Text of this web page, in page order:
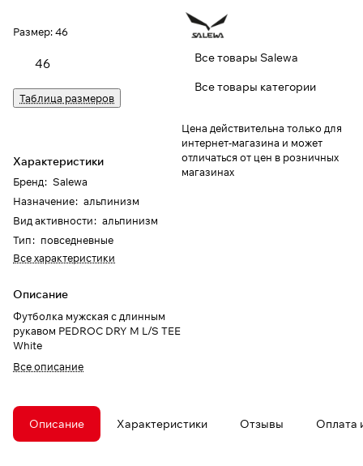
Размер:46
46
Таблица размеров
Характеристики
Бренд: Salewa
Назначение: альпинизм
Вид активности: альпинизм
Тип: повседневные
Все характеристики
Описание
Футболка мужская с длинным
рукавом PEDROC DRY M L/S TEE
White
Все описание
Все товары Salewa
Все товары категории
Цена действительна только для
интернет-магазина и может
отличаться от цен в розничных
магазинах
Описание Характеристики Отзывы Оплата